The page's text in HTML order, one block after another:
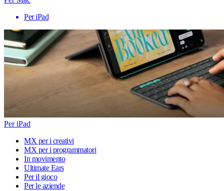
Per iPad
Per iPad
MX per i creativi
MX per i programmatori
In movimento
Ultimate Ears
Per il gioco
Per le aziende